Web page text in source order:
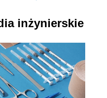
inżynierskie